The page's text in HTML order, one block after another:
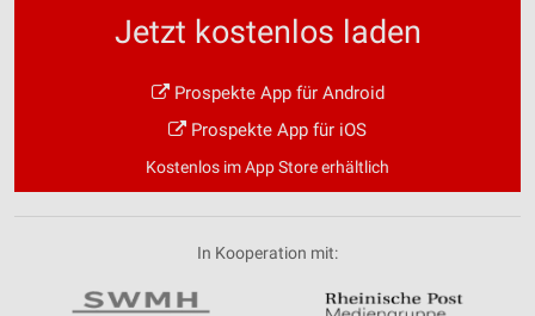
Jetzt kostenlos laden
Prospekte App für Android
Prospekte App für iOS
Kostenlos im App Store erhältlich
In Kooperation mit: